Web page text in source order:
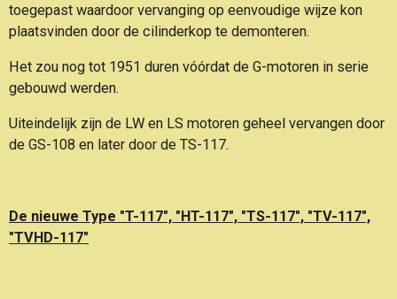
toegepast waardoor vervanging op eenvoudige wijze kon
plaatsvinden door de cilinderkop te demonteren.
Het zou nog tot 1951 duren vóórdat de G-motoren in serie
gebouwd werden.
Uiteindelijk zijn de LW en LS motoren geheel vervangen door
de GS-108 en later door de TS-117.
De nieuwe Type "T-117", "HT-117", "TS-117", "TV-117",
"TVHD-117"